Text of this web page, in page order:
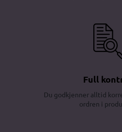
Full
Du godkjenner alltid
ordren i